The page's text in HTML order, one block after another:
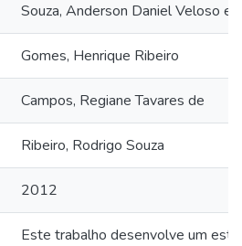
Souza, Anderson Daniel Veloso e
Gomes, Henrique Ribeiro
Campos, Regiane Tavares de
Ribeiro, Rodrigo Souza
2012
Este trabalho desenvolve um